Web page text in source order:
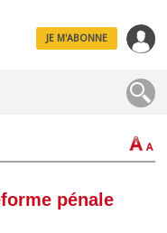
JE M'ABONNE
pénale